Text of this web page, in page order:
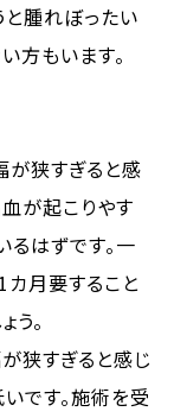
と腫れぼったい
方もいます。
狭すぎると感
が起こりやす
るはずです。一
月要すること
う。
狭すぎると感じ
です。施術を受